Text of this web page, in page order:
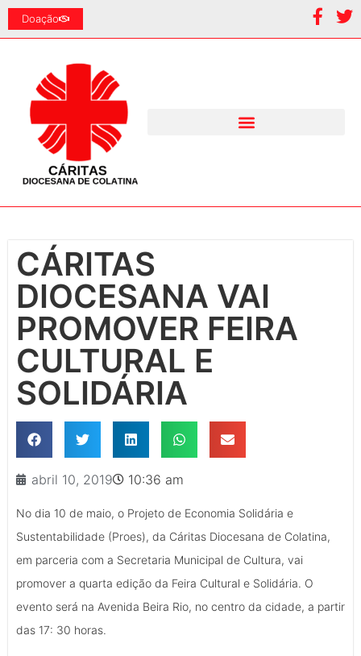
Doação
CÁRITAS
DIOCESANA VAI
PROMOVER FEIRA
CULTURAL E
SOLIDÁRIA
abril 10, 2019 10:36 am
No dia 10 de maio, o Projeto de Economia Solidária e
Sustentabilidade (Proes), da Cáritas Diocesana de Colatina,
em parceria com a Secretaria Municipal de Cultura, vai
promover a quarta edição da Feira Cultural e Solidária. O
evento será na Avenida Beira Rio, no centro da cidade, a partir
das 17: 30 horas.